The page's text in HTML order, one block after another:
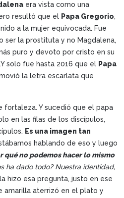
era vista como una
resultó que el Papa Gregorio,
a la mujer equivocada. Fue
ser la prostituta y no Magdalena,
puro y devoto por cristo en su
solo fue hasta 2016 que el Papa
la letra escarlata que
fortaleza. Y sucedió que el papa
en las filas de los discípulos,
Es una imagen tan
hablando de eso y luego
qué no podemos hacer lo mismo
ha dado todo? Nuestra identidad,
hizo esa pregunta, justo en ese
amarilla aterrizó en el plato y